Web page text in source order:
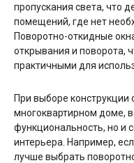
пропускания света, что
помещений, где нет
Поворотно-откидные
открывания и поворота,
практичными для
При выборе конструкции
многоквартирном доме,
функциональность, но и
интерьера. Например,
лучше выбрать